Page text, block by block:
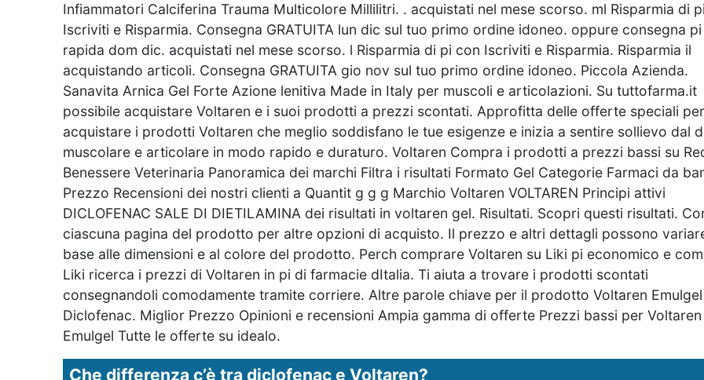
Infiammatori Calciferina Trauma Multicolore Millilitri. . acquistati nel mese scorso. ml Risparmia di
Iscriviti e Risparmia. Consegna GRATUITA lun dic sul tuo primo ordine idoneo. oppure consegna pi
rapida dom dic. acquistati nel mese scorso. l Risparmia di pi con Iscriviti e Risparmia. Risparmia il
acquistando articoli. Consegna GRATUITA gio nov sul tuo primo ordine idoneo. Piccola Azienda.
Sanavita Arnica Gel Forte Azione lenitiva Made in Italy per muscoli e articolazioni. Su tuttofarma.it
possibile acquistare Voltaren e i suoi prodotti a prezzi scontati. Approfitta delle offerte speciali per
acquistare i prodotti Voltaren che meglio soddisfano le tue esigenze e inizia a sentire sollievo dal
muscolare e articolare in modo rapido e duraturo. Voltaren Compra i prodotti a prezzi bassi su
Benessere Veterinaria Panoramica dei marchi Filtra i risultati Formato Gel Categorie Farmaci da
Prezzo Recensioni dei nostri clienti a Quantit g g g Marchio Voltaren VOLTAREN Principi attivi
DICLOFENAC SALE DI DIETILAMINA dei risultati in voltaren gel. Risultati. Scopri questi risultati.
ciascuna pagina del prodotto per altre opzioni di acquisto. Il prezzo e altri dettagli possono
base alle dimensioni e al colore del prodotto. Perch comprare Voltaren su Liki pi economico e
Liki ricerca i prezzi di Voltaren in pi di farmacie dItalia. Ti aiuta a trovare i prodotti scontati
consegnandoli comodamente tramite corriere. Altre parole chiave per il prodotto Voltaren Emulgel
Diclofenac. Miglior Prezzo Opinioni e recensioni Ampia gamma di offerte Prezzi bassi per Voltaren
Emulgel Tutte le offerte su idealo.
Che differenza c’è tra diclofenac e Voltaren?